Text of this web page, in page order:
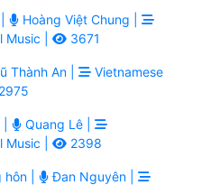
Hoàng Việt Chung |
Music |
3671
Thành An |
Vietnamese
2975
Quang Lê |
Music |
2398
|
Đan Nguyên |